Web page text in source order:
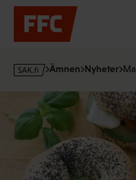
Hoppa
innehållet
s
i
Ämnen Nyheter